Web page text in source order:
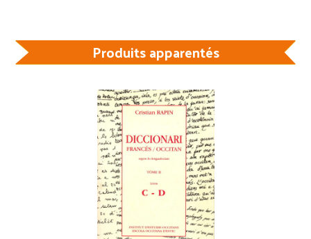
Produits apparentés